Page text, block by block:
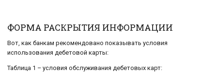
ФОРМА РАСКРЫТИЯ ИНФОРМАЦИИ
Вот, как банкам рекомендовано показывать условия
использования дебетовой карты:
Таблица 1 – условия обслуживания дебетовых карт: